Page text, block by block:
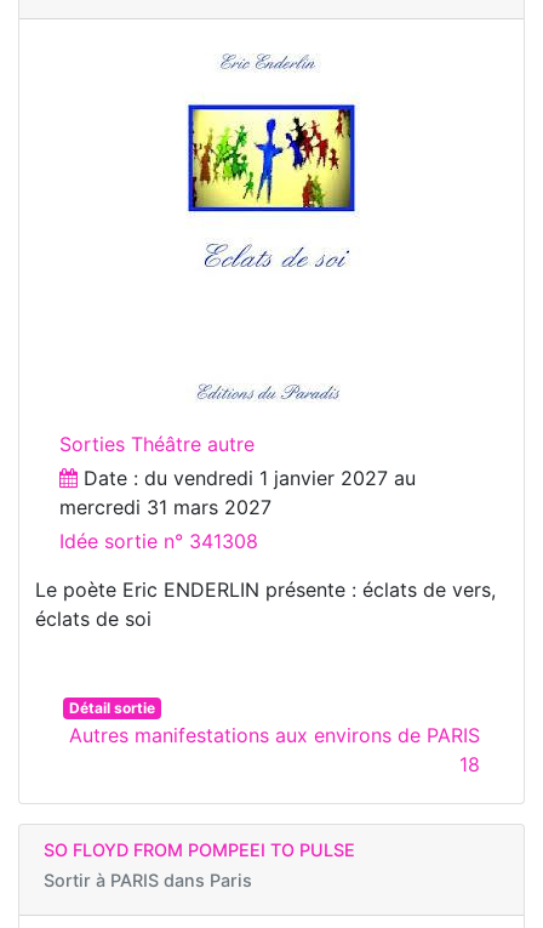
Sorties Théâtre autre
Date : du vendredi 1 janvier 2027 au
mercredi 31 mars 2027
Idée sortie n° 341308
Le poète Eric ENDERLIN présente : éclats de vers,
éclats de soi
Détail sortie
Autres manifestations aux environs de PARIS
18
SO FLOYD FROM POMPEEI TO PULSE
Sortir à PARIS dans Paris